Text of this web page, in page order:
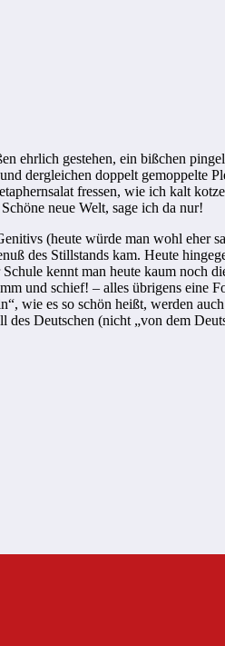
ehrlich gestehen, ein bißchen
dergleichen doppelt gemoppelte
fressen, wie ich kalt
neue Welt, sage ich da nur!
(heute würde man wohl eher
des Stillstands kam. Heute
kennt man heute kaum noch
und schief! – alles übrigens eine
wie es so schön heißt, werden
Deutschen (nicht „von dem